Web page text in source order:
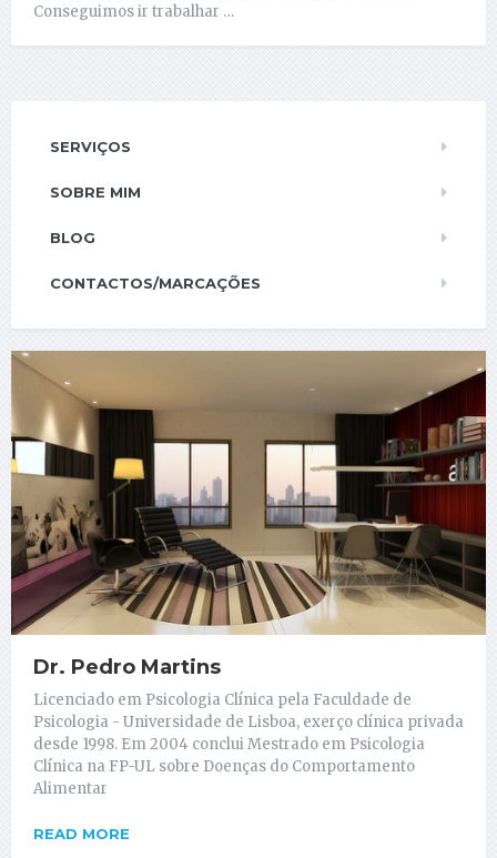
Conseguimos ir trabalhar …
SERVIÇOS
SOBRE MIM
BLOG
CONTACTOS/MARCAÇÕES
Dr. Pedro Martins
Licenciado em Psicologia Clínica pela Faculdade de
Psicologia - Universidade de Lisboa, exerço clínica privada
desde 1998. Em 2004 conclui Mestrado em Psicologia
Clínica na FP-UL sobre Doenças do Comportamento
Alimentar
READ MORE